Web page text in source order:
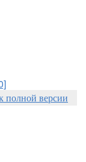
полной версии